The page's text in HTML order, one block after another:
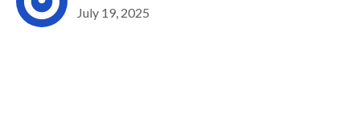
July 19, 2025